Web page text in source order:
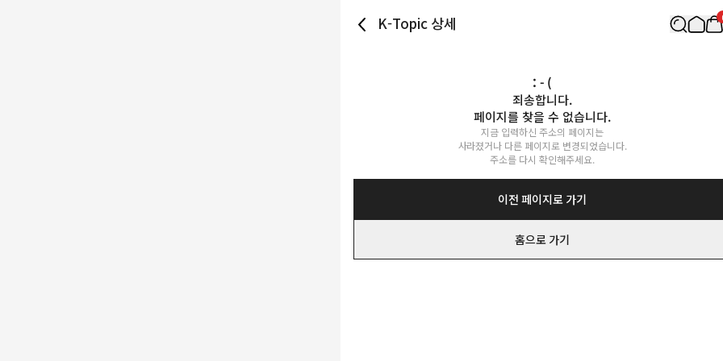
K-Topic 상세
: - (
죄송합니다.
페이지를 찾을 수 없습니다.
지금 입력하신 주소의 페이지는
사라졌거나 다른 페이지로 변경되었습니다.
주소를 다시 확인해주세요.
이전 페이지로 가기
홈으로 가기